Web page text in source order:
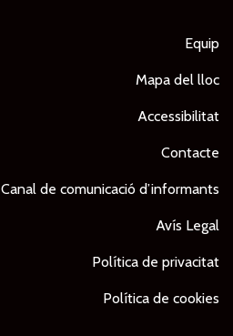
Equip
Mapa del lloc
Accessibilitat
Contacte
Canal de comunicació d’informants
Avís Legal
Política de privacitat
Política de cookies